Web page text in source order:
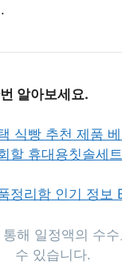
알아보세요.
식빵 추천 제품
할 휴대용칫솔세
정리함 인기 정보
해 일정액의 수
수 있습니다.